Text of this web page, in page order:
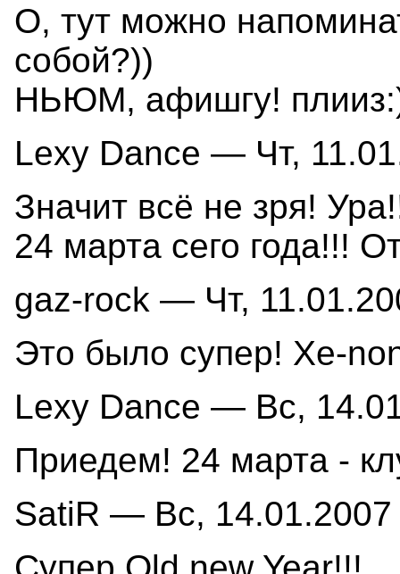
О, тут можно
собой?))
НЬЮМ, афишгу!
Lexy Dance — Чт,
Значит всё не зря!
24 марта сего года!!!
gaz-rock — Чт,
Это было супер! Xe-
Lexy Dance — Вс,
Приедем! 24 марта -
SatiR — Вс, 14.01.2007